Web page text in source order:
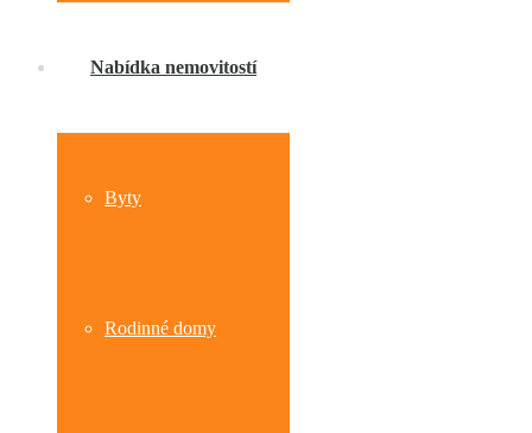
Nabídka nemovitostí
Byty
Rodinné domy